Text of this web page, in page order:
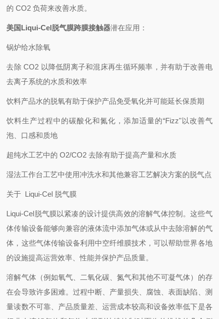
的 CO2 负荷来改善水质。
美国Liqui-Cel脱气膜跨膜接触器潜在应用：
锅炉给水除氧
去除 CO2 以降低阴离子和混床再生循环频率，并有助于改善电
去离子系统的水质和效率
饮料产品水的脱氧有助于保护产品免受氧化并可能延长保质期
饮料生产过程中的碳酸化和氮化，添加适量的“Fizz"以改善气
泡、口感和质地
超纯水工艺中的 O2/CO2 去除有助于提高产量和水质
湿法工作台工艺中使用冲洗水和其他兼容工艺解决方案的脱气点
关于 Liqui-Cel 脱气膜
Liqui-Cel脱气膜以紧凑的设计提供高效的溶解气体控制。这些气
体传输设备能够向兼容的液体流中添加气体或从中去除溶解的气
体，这些气体传输设备利用中空纤维膜技术，可以帮助世界各地
的设施提高运营效率、性能并保护产品质量。
溶解气体（例如氧气、二氧化碳、氮气和其他不可凝气体）的存
在会导致许多困难。过程中断、产量损失、腐蚀、表面缺陷、测
量读数不可靠、产品质量差、运营成本较高和设备效率低下是各